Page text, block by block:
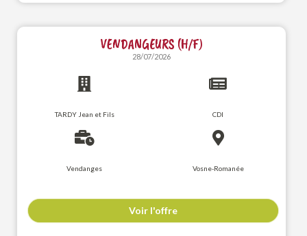
VENDANGEURS (H/F)
28/07/2026
TARDY Jean et Fils CDI
Vendanges Vosne-Romanée
Voir l'offre